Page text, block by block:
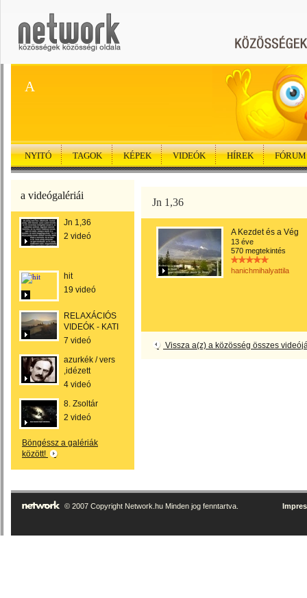
A
NYITÓ TAGOK KÉPEK VIDEÓK HÍREK FÓRUM
a videógalériái
Jn 1,36
2 videó
hit
19 videó
RELAXÁCIÓS
VIDEÓK - KATI
7 videó
azurkék / vers
,idézett
4 videó
8. Zsoltár
2 videó
Böngéssz a galériák
között!
Jn 1,36
A Kezdet és a Vég
13 éve
570 megtekintés
hanichmihalyattila
Vissza a(z) a közösség összes
© 2007 Copyright Network.hu Minden jog fenntartva.